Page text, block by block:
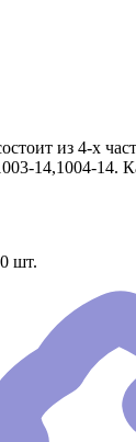
из 4-х
14,1004-14.
шт.